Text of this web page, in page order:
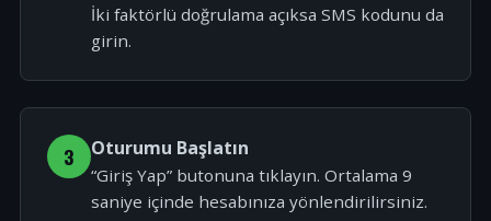
İki faktörlü doğrulama açıksa SMS kodunu da
girin.
3 Oturumu Başlatın
“Giriş Yap” butonuna tıklayın. Ortalama 9
saniye içinde hesabınıza yönlendirilirsiniz.